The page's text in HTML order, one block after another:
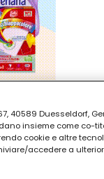
40589 Duesseldorf,
insieme come co-
cookie e altre
accedere a